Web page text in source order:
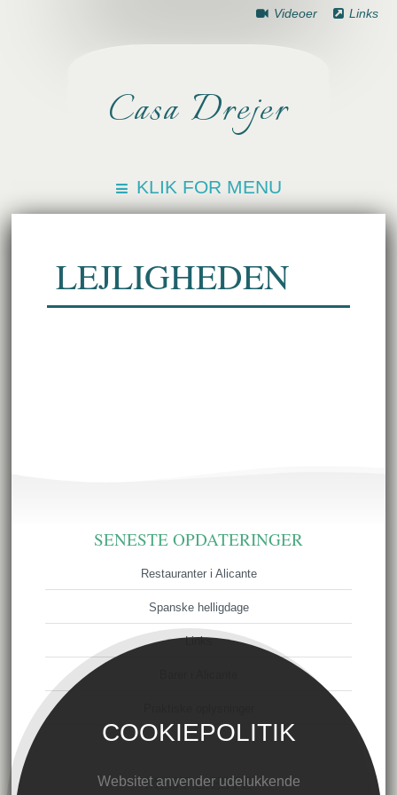
COOKIEPOLITIK
Websitet anvender udelukkende
Videoer Links
Casa Drejer
KLIK FOR MENU
LEJLIGHEDEN
SENESTE OPDATERINGER
Restauranter i Alicante
Spanske helligdage
Links
MEST LÆSTE